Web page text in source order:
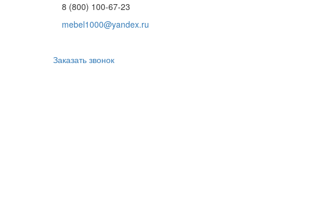
8 (800) 100-67-23
mebel1000@yandex.ru
Заказать звонок